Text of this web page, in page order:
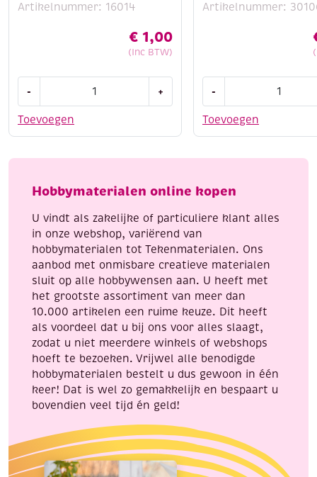
Artikelnummer: 16014
€ 1,00
(Inc BTW)
Toevoegen
-
satijnkoord,
meter,
aantal
+
Artikelnummer:
Toevoegen
-
/
armband
camel
Hobbymaterialen online kopen
U vindt als zakelijke of particuliere klant alles
in onze webshop, variërend van
hobbymaterialen tot Tekenmaterialen. Ons
aanbod met onmisbare creatieve materialen
sluit op alle hobbywensen aan. U heeft met
het grootste assortiment van meer dan
10.000 artikelen een ruime keuze. Dit heeft
als voordeel dat u bij ons voor alles slaagt,
zodat u niet meerdere winkels of webshops
hoeft te bezoeken. Vrijwel alle benodigde
hobbymaterialen bestelt u dus gewoon in één
keer! Dat is wel zo gemakkelijk en bespaart u
bovendien veel tijd én geld!